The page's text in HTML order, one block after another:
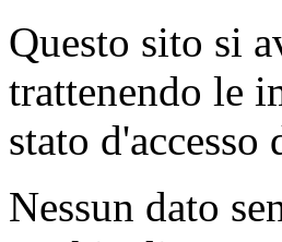
Questo sito si
trattenendo le
stato
Nessun dato